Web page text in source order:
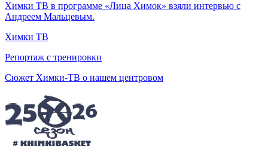
Химки ТВ в программе «Лица Химок» взяли интервью с
Андреем Мальцевым.
Химки ТВ
Репортаж с тренировки
Сюжет Химки-ТВ о нашем центровом